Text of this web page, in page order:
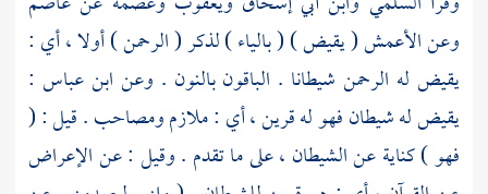
وعنالأعمش( يقيض ) ( بالياء ) لذكر ( الرحمن ) أولا ، أي :
يقيض له الرحمن شيطانا . الباقون بالنون . وعن ابن عباس :
يقيض له شيطان فهو له قرين ، أي : ملازم ومصاحب . قيل : (
فهو ) كناية عن الشيطان ، على ما تقدم . وقيل : عن الإعراض